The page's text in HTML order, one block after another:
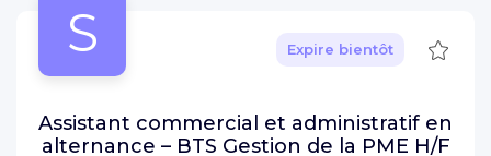
S Expire bientôt
Assistant commercial et administratif en
alternance – BTS Gestion de la PME H/F